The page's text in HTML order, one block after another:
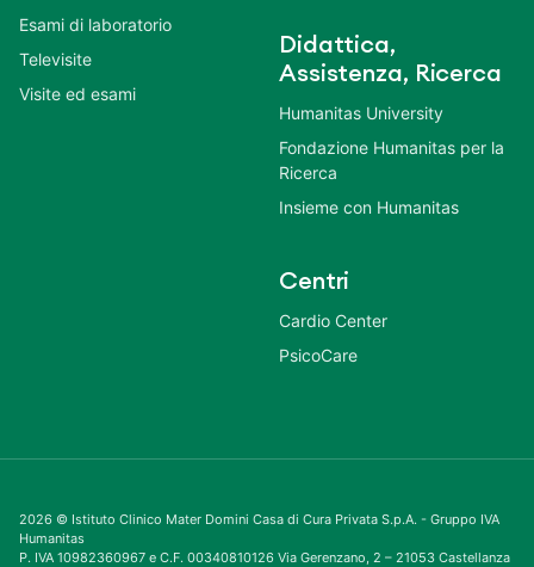
Esami di laboratorio
Televisite
Visite ed esami
Didattica,
Assistenza, Ricerca
Humanitas University
Fondazione Humanitas per la
Ricerca
Insieme con Humanitas
Centri
Cardio Center
PsicoCare
2026 © Istituto Clinico Mater Domini Casa di Cura Privata S.p.A. - Gruppo IVA
Humanitas
P. IVA 10982360967 e C.F. 00340810126 Via Gerenzano, 2 – 21053 Castellanza